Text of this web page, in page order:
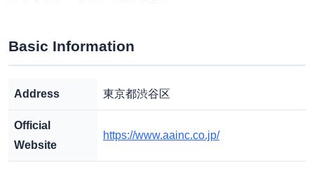
Basic Information
Address 東京都渋谷区
Official
Website
https://www.aainc.co.jp/